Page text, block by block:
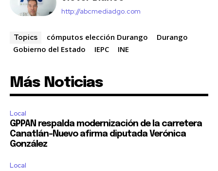
http://abcmediadgo.com
Topics cómputos elección Durango
Durango
Gobierno del Estado
IEPC INE
Más Noticias
Local
GPPAN respalda modernización de la carretera
Canatlán–Nuevo afirma diputada Verónica
González
Local